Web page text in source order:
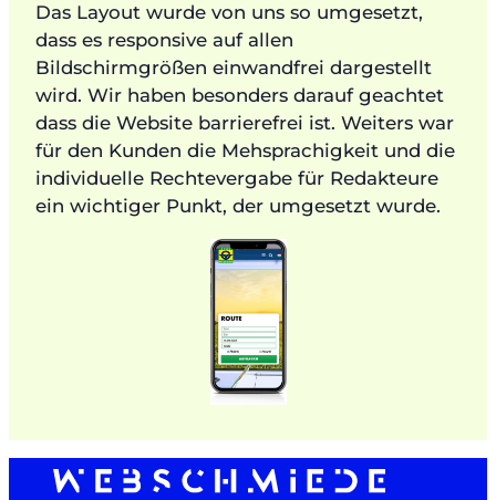
Das Layout wurde von uns so umgesetzt,
dass es responsive auf allen
Bildschirmgrößen einwandfrei dargestellt
wird. Wir haben besonders darauf geachtet
dass die Website barrierefrei ist. Weiters war
für den Kunden die Mehsprachigkeit und die
individuelle Rechtevergabe für Redakteure
ein wichtiger Punkt, der umgesetzt wurde.